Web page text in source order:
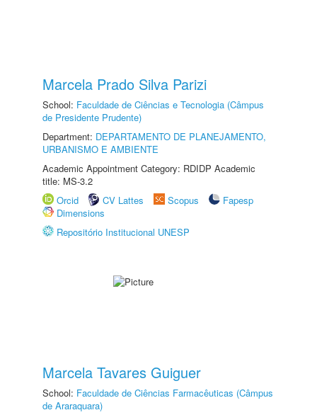
Marcela Prado Silva Parizi
School: Faculdade de Ciências e Tecnologia (Câmpus
de Presidente Prudente)
Department: DEPARTAMENTO DE PLANEJAMENTO,
URBANISMO E AMBIENTE
Academic Appointment Category: RDIDP Academic
title: MS-3.2
Orcid
CV Lattes Scopus
Fapesp
Dimensions
Repositório Institucional UNESP
Marcela Tavares Guiguer
School: Faculdade de Ciências Farmacêuticas (Câmpus
de Araraquara)